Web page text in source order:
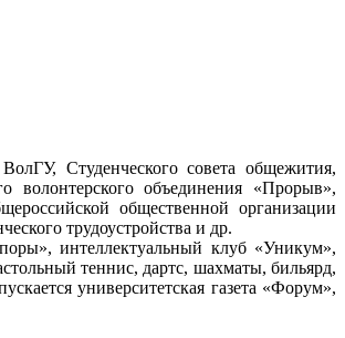
Студенческого совета общежития,
волонтерского объединения «Прорыв»,
общественной организации
трудоустройства и др.
интеллектуальный клуб «Уникум»,
теннис, дартс, шахматы, бильярд,
университетская газета «Форум»,